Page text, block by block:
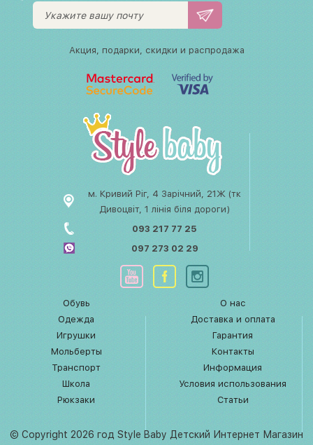
Акция, подарки, скидки и распродажа
м. Кривий Ріг, 4 Зарічний, 21Ж (тк
Дивоцвіт, 1 лінія біля дороги)
093 217 77 25
097 273 02 29
Обувь
Одежда
Игрушки
Мольберты
Транспорт
Школа
Рюкзаки
О нас
Доставка и оплата
Гарантия
Контакты
Информация
Условия использования
Статьи
© Copyright 2026 год Style Baby Детский Интернет Магазин